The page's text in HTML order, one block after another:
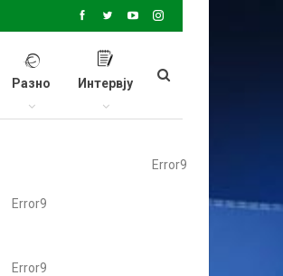
Разно Интервју
Error9
Error9
Error9